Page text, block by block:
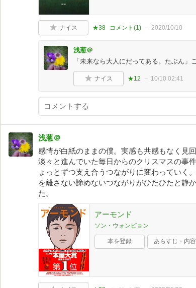
ナイス ★38 コメント(1 ) 2020/10/10
浅葱＠
「未来なら大人にだってある。たぶん」
ナイス ★12 10/10 02:41
浅葱＠
感情が白紙のままの僕。実感も共感もなく見
淡々と進んでいた毎日からのクリスマスの事
ょっとずつ支え合うつながりに変わっていく
を離さない諦めないつながりがひたひたと静
た。
アーモンド
ソン・ウォンピョン
本を登録 あらすじ・内容